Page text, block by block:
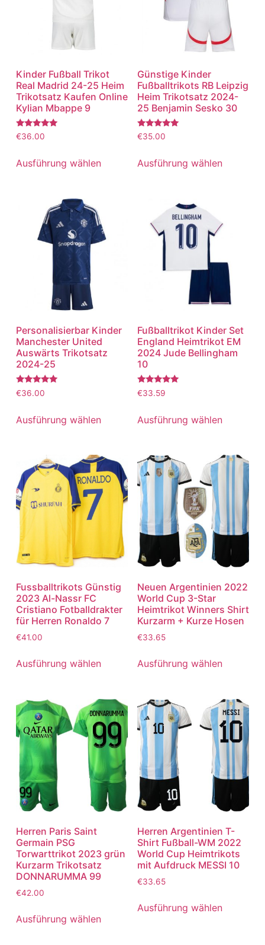
Kinder Fußball Trikot
Real Madrid 24-25 Heim
Trikotsatz Kaufen Online
Kylian Mbappe 9
Bewertet
mit
von 5
€36.00
Ausführung wählen
Günstige Kinder
Fußballtrikots RB Leipzig
Heim Trikotsatz 2024-
25 Benjamin Sesko 30
Bewertet
mit
von 5
€35.00
Ausführung wählen
Personalisierbar Kinder
Manchester United
Auswärts Trikotsatz
2024-25
Bewertet
mit
€36.00
Ausführung wählen
Fußballtrikot Kinder Set
England Heimtrikot EM
2024 Jude Bellingham
10
Bewertet
mit
€33.59
Ausführung wählen
Fussballtrikots Günstig
2023 Al-Nassr FC
Cristiano Fotballdrakter
für Herren Ronaldo 7
€41.00
Ausführung wählen
Neuen Argentinien 2022
World Cup 3-Star
Heimtrikot Winners Shirt
Kurzarm + Kurze Hosen
€33.65
Ausführung wählen
Herren Paris Saint
Germain PSG
Torwarttrikot 2023 grün
Kurzarm Trikotsatz
DONNARUMMA 99
€42.00
Ausführung wählen
Herren Argentinien T-
Shirt Fußball-WM 2022
World Cup Heimtrikots
mit Aufdruck MESSI 10
€33.65
Ausführung wählen